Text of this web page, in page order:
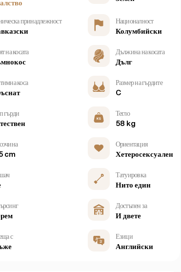
принадлежност Националност
Колумбийски
на косата Дължина на косата
Дълг
коса Размер на гърдите
C
гърди Тегло
58 kg
cm
Ориентация
Хетеросексуален
Татуировка
Нито един
Достъпен за
И двете
с Езици
Английски